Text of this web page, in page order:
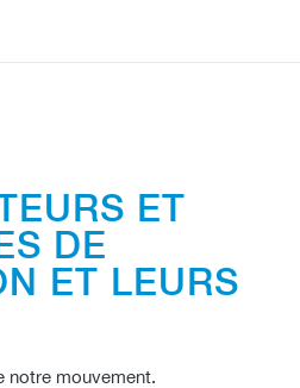
ET
DE
ET LEURS
notre mouvement.